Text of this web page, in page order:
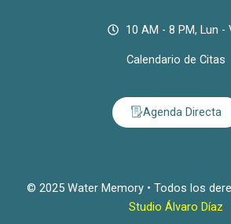
10 AM - 8 PM, Lun -
Calendario de Citas
Agenda Directa
© 2025 Water Memory • Todos los
Studio Álvaro Díaz